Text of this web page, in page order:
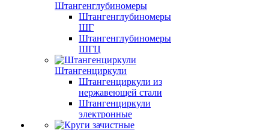
Штангенглубиномеры
Штангенглубиномеры
ШГ
Штангенглубиномеры
ШГЦ
Штангенциркули
Штангенциркули из
нержавеющей стали
Штангенциркули
электронные